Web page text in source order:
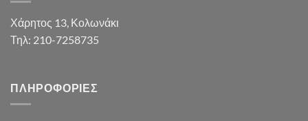
Χάρητος 13, Κολωνάκι
Τηλ: 210-7258735
ΠΛΗΡΟΦΟΡΊΕΣ